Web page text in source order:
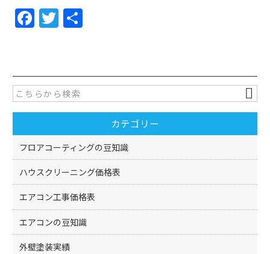
F
a
e
b
o
o
k
T
w
er
カテゴリー
フロアコーティングの豆知識
ハウスクリーニング価格表
エアコン工事価格表
エアコンの豆知識
外壁塗装実績